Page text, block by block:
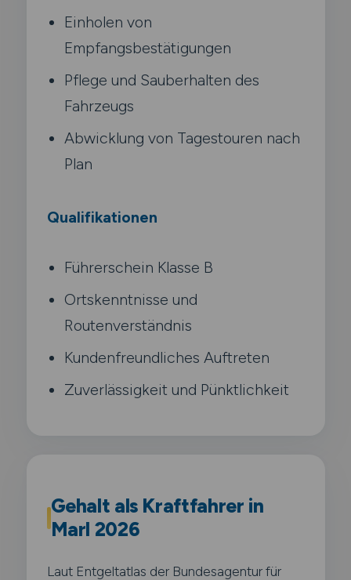
Einholen von
Empfangsbestätigungen
Pflege und Sauberhalten des
Fahrzeugs
Abwicklung von Tagestouren nach
Plan
Qualifikationen
Führerschein Klasse B
Ortskenntnisse und
Routenverständnis
Kundenfreundliches Auftreten
Zuverlässigkeit und Pünktlichkeit
Gehalt als Kraftfahrer in
Marl 2026
Laut Entgeltatlas der Bundesagentur für